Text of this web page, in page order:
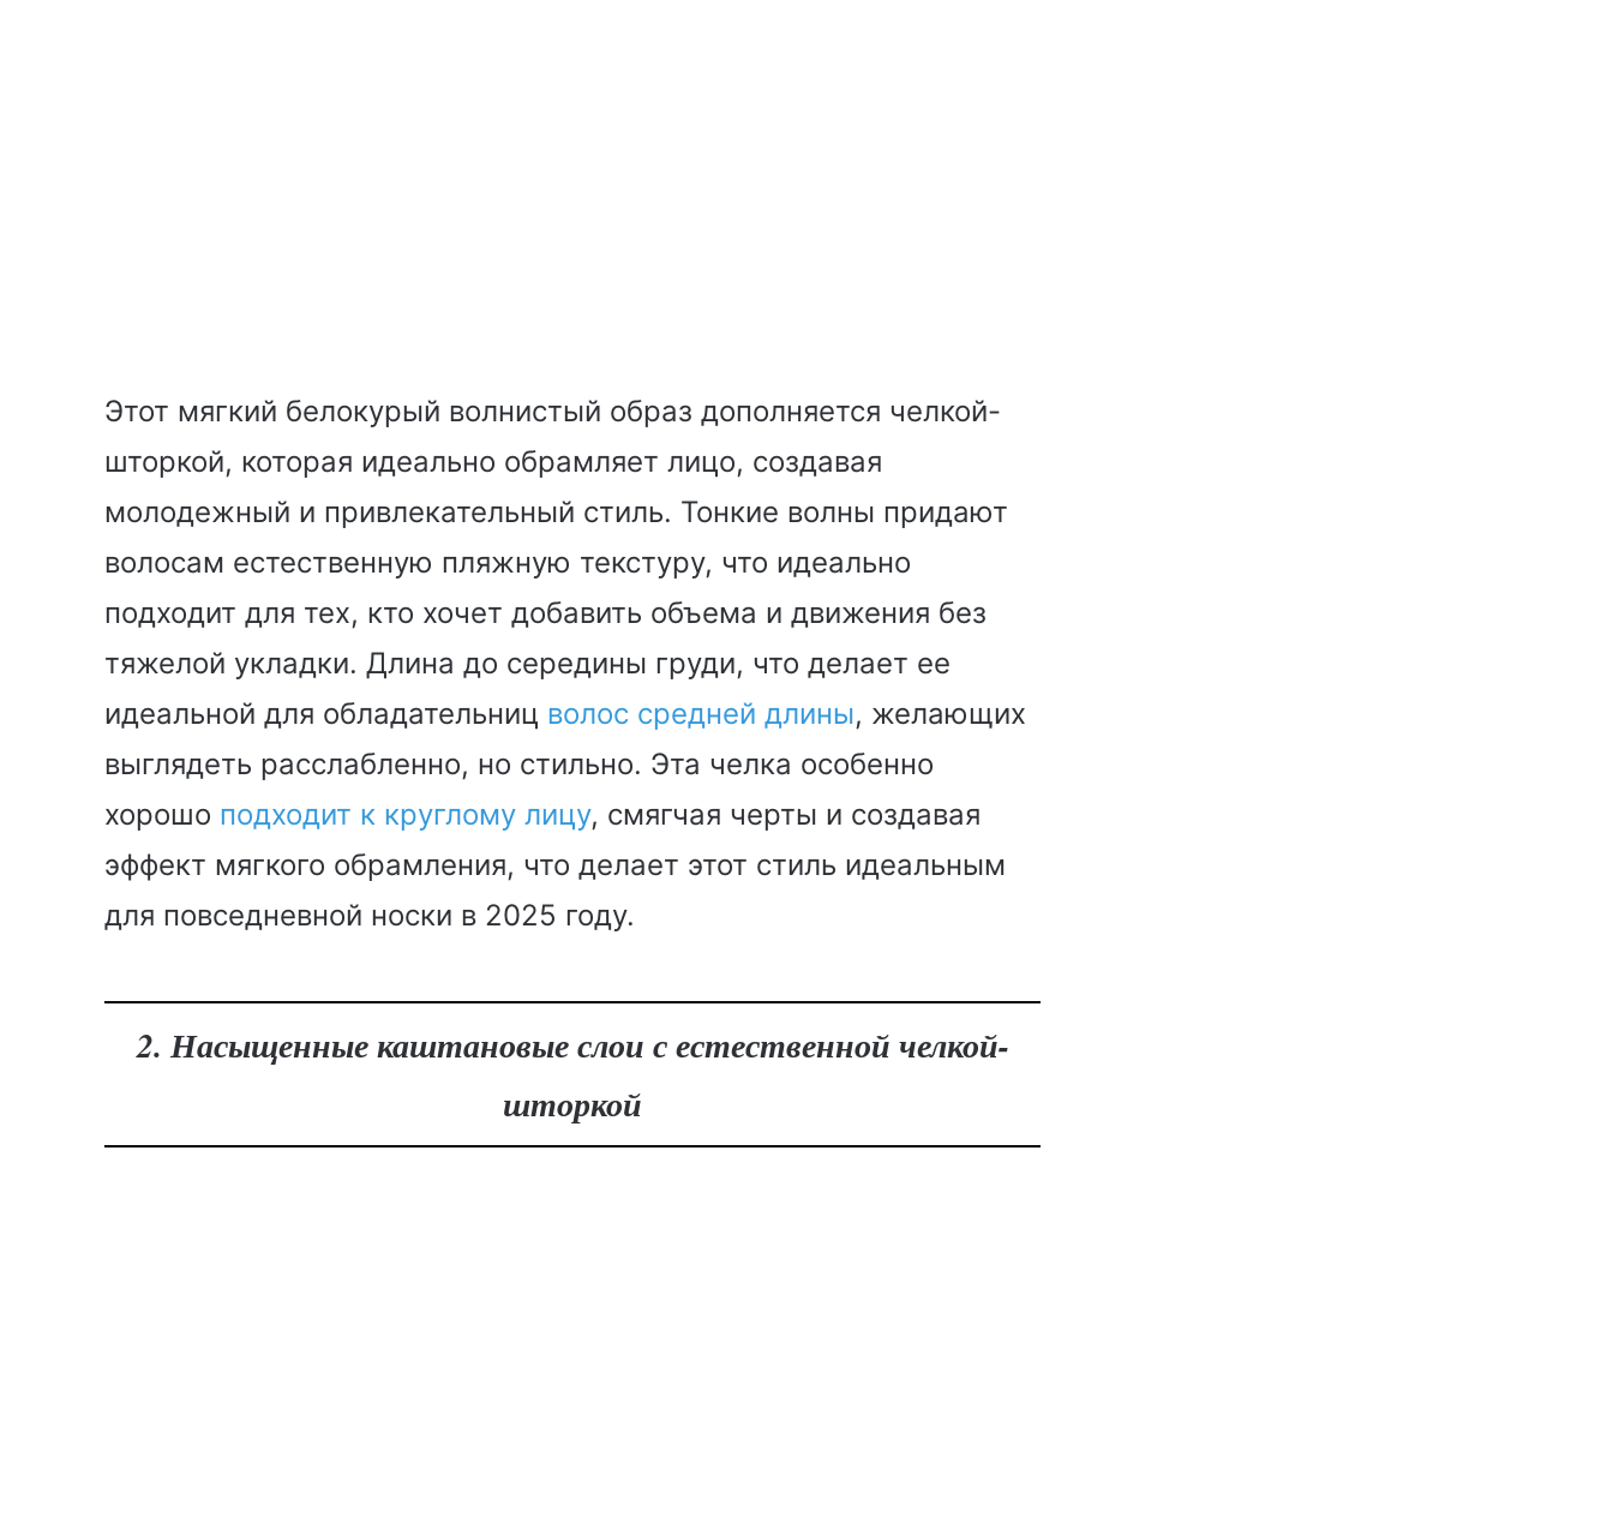
Этот мягкий белокурый волнистый образ дополняется челкой-
шторкой, которая идеально обрамляет лицо, создавая
молодежный и привлекательный стиль. Тонкие волны придают
волосам естественную пляжную текстуру, что идеально
подходит для тех, кто хочет добавить объема и движения без
тяжелой укладки. Длина до середины груди, что делает ее
идеальной для обладательниц волос средней длины, желающих
выглядеть расслабленно, но стильно. Эта челка особенно
хорошо подходит к круглому лицу, смягчая черты и создавая
эффект мягкого обрамления, что делает этот стиль идеальным
для повседневной носки в 2025 году.
2. Насыщенные каштановые слои с естественной челкой-
шторкой